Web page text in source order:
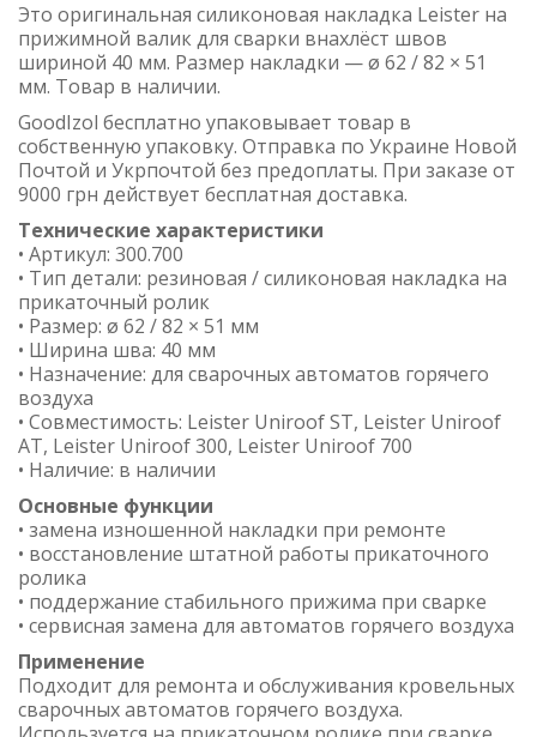
Это оригинальная силиконовая накладка Leister на
прижимной валик для сварки внахлёст швов
шириной 40 мм. Размер накладки — ø 62 / 82 × 51
мм. Товар в наличии.
GoodIzol бесплатно упаковывает товар в
собственную упаковку. Отправка по Украине Новой
Почтой и Укрпочтой без предоплаты. При заказе от
9000 грн действует бесплатная доставка.
Технические характеристики
• Артикул: 300.700
• Тип детали: резиновая / силиконовая накладка на
прикаточный ролик
• Размер: ø 62 / 82 × 51 мм
• Ширина шва: 40 мм
• Назначение: для сварочных автоматов горячего
воздуха
• Совместимость: Leister Uniroof ST, Leister Uniroof
AT, Leister Uniroof 300, Leister Uniroof 700
• Наличие: в наличии
Основные функции
• замена изношенной накладки при ремонте
• восстановление штатной работы прикаточного
ролика
• поддержание стабильного прижима при сварке
• сервисная замена для автоматов горячего воздуха
Применение
Подходит для ремонта и обслуживания кровельных
сварочных автоматов горячего воздуха.